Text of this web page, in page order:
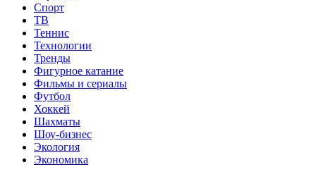
Спорт
ТВ
Теннис
Технологии
Тренды
Фигурное катание
Фильмы и сериалы
Футбол
Хоккей
Шахматы
Шоу-бизнес
Экология
Экономика